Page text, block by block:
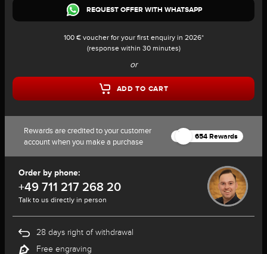
REQUEST OFFER WITH WHATSAPP
100 € voucher for your first enquiry in 2026*
(response within 30 minutes)
or
ADD TO CART
Rewards are credited to your customer
account when you make a purchase
654 Rewards
Order by phone:
+49 711 217 268 20
Talk to us directly in person
28 days right of withdrawal
Free engraving